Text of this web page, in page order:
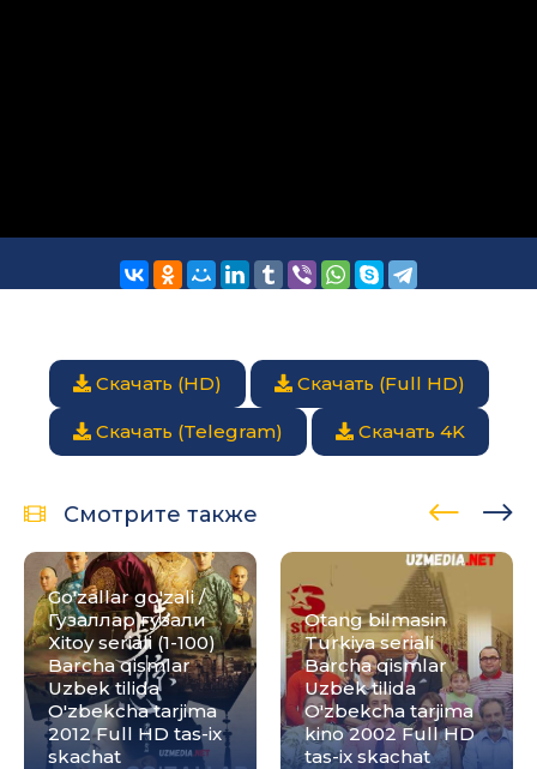
Скачать (HD) Скачать (Full HD)
Скачать (Telegram) Скачать 4K
Смотрите также
Go'zallar go'zali /
Гузаллар гузали
Xitoy seriali (1-100)
Barcha qismlar
Uzbek tilida
O'zbekcha tarjima
2012 Full HD tas-ix
skachat
Otang bilmasin
Turkiya seriali
Barcha qismlar
Uzbek tilida
O'zbekcha tarjima
kino 2002 Full HD
tas-ix skachat